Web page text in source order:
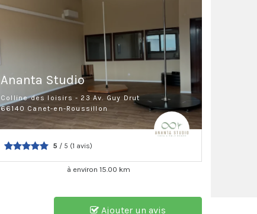
Ananta Studio
Colline des loisirs - 23 Av. Guy Drut
66140 Canet-en-Roussillon
5 / 5 (1 avis)
à environ 15.00 km
Ajouter un avis